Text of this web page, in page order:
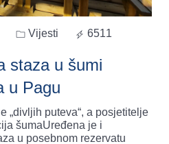
Vijesti 6511
staza u šumi
u Pagu
„divljih puteva“, a posjetitelje
šumaUređena je i
u posebnom rezervatu